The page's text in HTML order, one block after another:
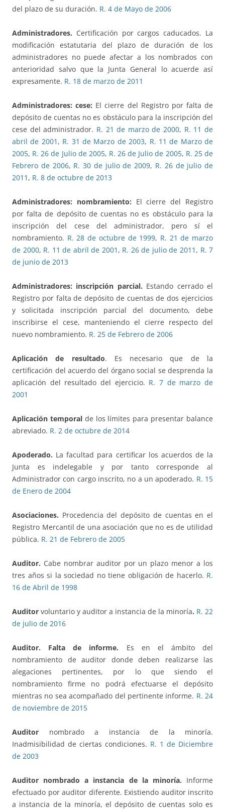
del plazo de su duración. R. 4 de Mayo de 2006
Administradores. Certificación por cargos caducados. La
modificación estatutaria del plazo de duración de los
administradores no puede afectar a los nombrados con
anterioridad salvo que la Junta General lo acuerde así
expresamente. R. 18 de marzo de 2011
Administradores: cese: El cierre del Registro por falta de
depósito de cuentas no es obstáculo para la inscripción del
cese del administrador. R. 21 de marzo de 2000, R. 11 de
abril de 2001 , R. 31 de Marzo de 2003, R. 11 de Marzo de
2005, R. 26 de Julio de 2005, R. 26 de Julio de 2005, R. 25 de
Febrero de 2006, R. 30 de julio de 2009, R. 26 de julio de
2011 , R. 8 de octubre de 2013
Administradores: nombramiento: El cierre del Registro
por falta de depósito de cuentas no es obstáculo para la
inscripción del cese del administrador, pero sí el
nombramiento. R. 28 de octubre de 1999, R. 21 de marzo
de 2000, R. 11 de abril de 2001 , R. 26 de julio de 2011 , R. 7
de junio de 2013
Administradores: inscripción parcial. Estando cerrado el
Registro por falta de depósito de cuentas de dos ejercicios
y solicitada inscripción parcial del documento, debe
inscribirse el cese, manteniendo el cierre respecto del
nuevo nombramiento. R. 25 de Febrero de 2006
Aplicación de resultado. Es necesario que de la
certificación del acuerdo del órgano social se desprenda la
aplicación del resultado del ejercicio. R. 7 de marzo de
2001
Aplicación temporalde los límites para presentar balance
abreviado. R. 2 de octubre de 2014
Apoderado. La facultad para certificar los acuerdos de la
Junta es indelegable y por tanto corresponde al
Administrador con cargo inscrito, no a un apoderado. R. 15
de Enero de 2004
Asociaciones. Procedencia del depósito de cuentas en el
Registro Mercantil de una asociación que no es de utilidad
pública. R. 21 de Febrero de 2005
Auditor. Cabe nombrar auditor por un plazo menor a los
tres años si la sociedad no tiene obligación de hacerlo. R.
16 de Abril de 1998
Auditor voluntario y auditor a instancia de la minoría. R. 22
de julio de 2016
Auditor. Falta de informe. Es en el ámbito del
nombramiento de auditor donde deben realizarse las
alegaciones pertinentes, por lo que siendo el
nombramiento firme no podrá efectuarse el depósito
mientras no sea acompañado del pertinente informe. R. 24
de noviembre de 2015
Auditor nombrado a instancia de la minoría.
Inadmisibilidad de ciertas condiciones. R. 1 de Diciembre
de 2003
Auditor nombrado a instancia de la minoría. Informe
efectuado por auditor diferente. Existiendo auditor inscrito
a instancia de la minoría, el depósito de cuentas solo es